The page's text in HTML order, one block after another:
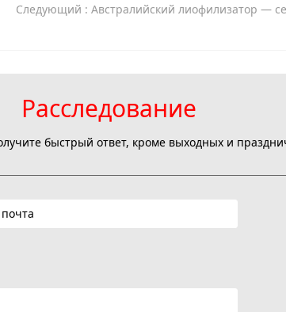
Следующий : Австралийский лиофилизатор — секретное оружие фармацевтической
Расследование
быстрый ответ, кроме выходных и